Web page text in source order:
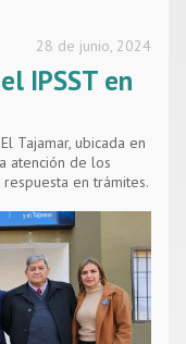
28 de junio, 2024
IPSST en
Tajamar, ubicada en
atención de los
en trámites.